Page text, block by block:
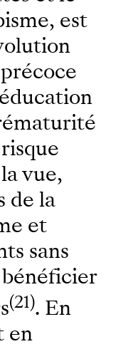
est
vue,
de la
et
sans
(21). En
en